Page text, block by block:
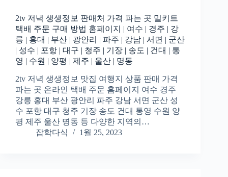
2tv 저녁 생생정보 판매처 가격 파는 곳 밀키트
택배 주문 구매 방법 홈페이지 | 여수 | 경주 | 강
릉 | 홍대 | 부산 | 광안리 | 파주 | 강남 | 서면 | 군산
| 성수 | 포항 | 대구 | 청주 | 기장 | 송도 | 건대 | 통
영 | 수원 | 양평 | 제주 | 울산 | 명동
2tv 저녁 생생정보 맛집 여행지 상품 판매 가격
파는 곳 온라인 택배 주문 홈페이지 여수 경주
강릉 홍대 부산 광안리 파주 강남 서면 군산 성
수 포항 대구 청주 기장 송도 건대 통영 수원 양
평 제주 울산 명동 등 다양한 지역의…
잡학다식
1월 25, 2023